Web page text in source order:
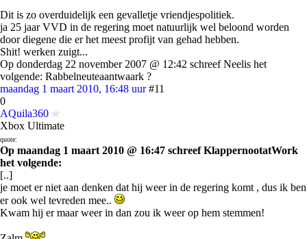
Dit is zo overduidelijk een gevalletje vriendjespolitiek.
ja 25 jaar VVD in de regering moet natuurlijk wel beloond worden
door diegene die er het meest profijt van gehad hebben.
Shit! werken zuigt...
Op donderdag 22 november 2007 @ 12:42 schreef Neelis het
volgende: Rabbelneuteaantwaark ?
maandag 1 maart 2010, 16:48 uur #11
0
AQuila360
Xbox Ultimate
quote:
Op maandag 1 maart 2010 @ 16:47 schreef KlappernootatWork
het volgende:
[..]
je moet er niet aan denken dat hij weer in de regering komt , dus ik ben
er ook wel tevreden mee..
Kwam hij er maar weer in dan zou ik weer op hem stemmen!